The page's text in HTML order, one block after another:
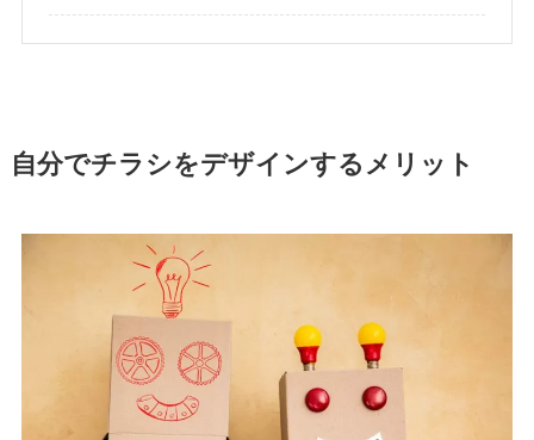
自分でチラシをデザインするメリット